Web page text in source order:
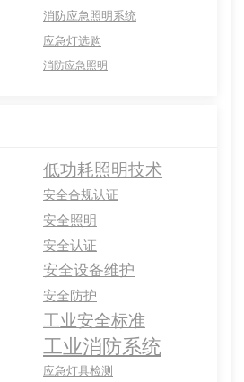
消防应急照明系统
应急灯选购
消防应急照明
低功耗照明技术
安全合规认证
安全照明
安全认证
安全设备维护
安全防护
工业安全标准
工业消防系统
应急灯具检测